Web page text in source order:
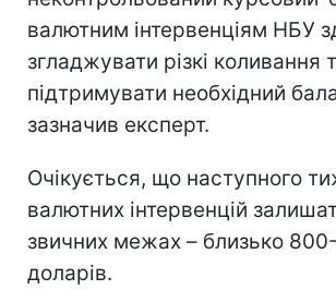
валютним інтервенціям НБУ
згладжувати різкі коливання
підтримувати необхідний
зазначив експерт.
Очікується, що наступного
валютних інтервенцій
звичних межах – близько
доларів.